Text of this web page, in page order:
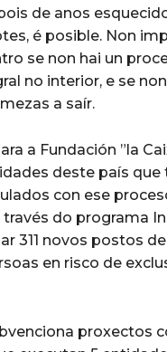
de anos
é posible. Non
se non hai un
no interior, e se
a saír.
a Fundación ”la
deste país que
con ese
través do programa
311 novos postos
en risco de
proxectos